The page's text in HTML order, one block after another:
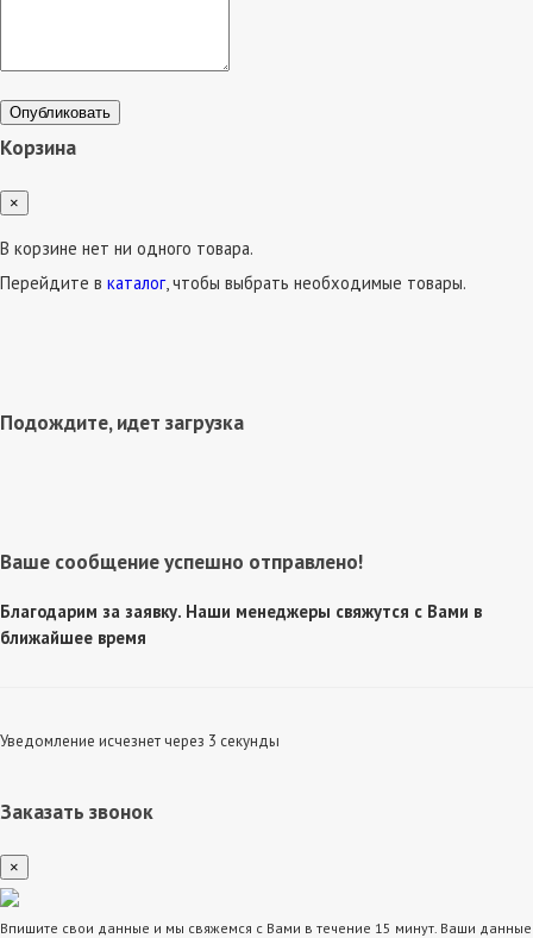
Опубликовать
Корзина
×
В корзине нет ни одного товара.
Перейдите в каталог, чтобы выбрать необходимые товары.
Подождите, идет загрузка
Ваше сообщение успешно отправлено!
Благодарим за заявку. Наши менеджеры свяжутся с Вами в
ближайшее время
Уведомление исчезнет через 3 секунды
Заказать звонок
×
Впишите свои данные и мы свяжемся с Вами в течение 15 минут. Ваши данные